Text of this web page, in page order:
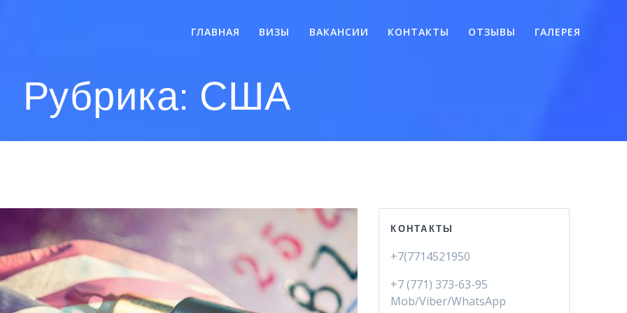
ГЛАВНАЯ ВИЗЫ ВАКАНСИИ КОНТАКТЫ ОТЗЫВЫ ГАЛЕРЕЯ
Рубрика: США
КОНТАКТЫ
+7(7714521950
+7 (771) 373-63-95
Mob/Viber/WhatsApp